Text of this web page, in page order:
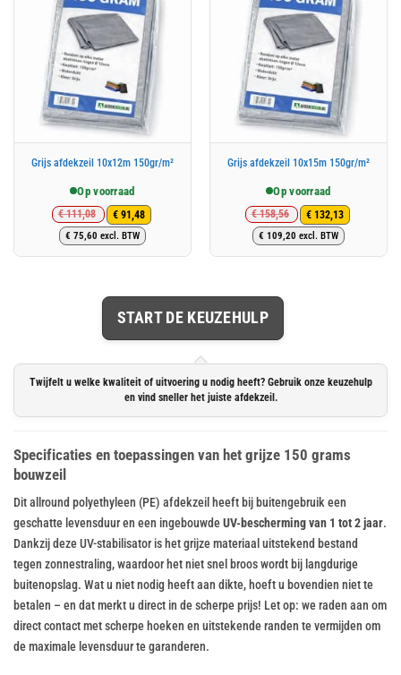
Grijs afdekzeil 10x12m 150gr/m²
Op voorraad
€111,08
Oorspronkelijke
prijs
was:
€ 91,48
Huidige
prijs
is:
€ 75,60 excl. BTW
Grijs afdekzeil 10x15m 150gr/m²
Op voorraad
€158,56
Oorspronkelijke
prijs
was:
€ 132,13
Huidige
prijs
is:
€ 109,20 excl. BTW
START DE KEUZEHULP
Twijfelt u welke kwaliteit of uitvoering u nodig heeft? Gebruik onze keuzehulp
en vind sneller het juiste afdekzeil.
Specificaties en toepassingen van het grijze 150 grams
bouwzeil
Dit allround polyethyleen (PE) afdekzeil heeft bij buitengebruik een
geschatte levensduur en een ingebouwdeUV-bescherming van 1 tot 2 jaar.
Dankzij deze UV-stabilisator is het grijze materiaal uitstekend bestand
tegen zonnestraling, waardoor het niet snel broos wordt bij langdurige
buitenopslag. Wat u niet nodig heeft aan dikte, hoeft u bovendien niet te
betalen – en dat merkt u direct in de scherpe prijs! Let op: we raden aan om
direct contact met scherpe hoeken en uitstekende randen te vermijden om
de maximale levensduur te garanderen.